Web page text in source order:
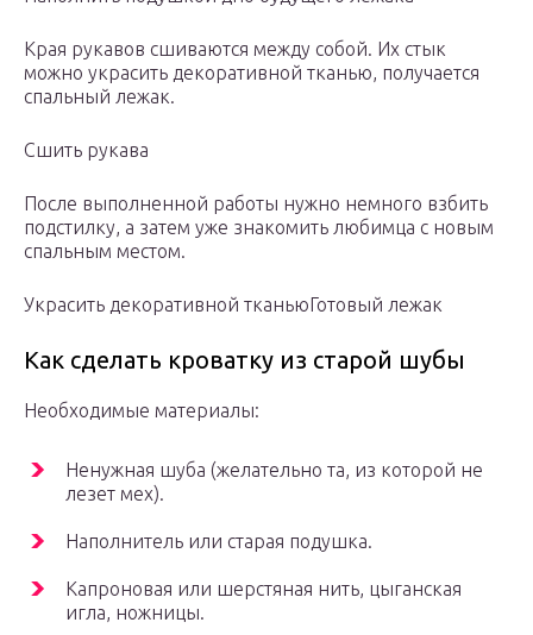
Края рукавов сшиваются между собой. Их стык
можно украсить декоративной тканью, получается
спальный лежак.
Сшить рукава
После выполненной работы нужно немного взбить
подстилку, а затем уже знакомить любимца с новым
спальным местом.
Украсить декоративной тканьюГотовый лежак
Как сделать кроватку из старой шубы
Необходимые материалы:
Ненужная шуба (желательно та, из которой не
лезет мех).
Наполнитель или старая подушка.
Капроновая или шерстяная нить, цыганская
игла, ножницы.